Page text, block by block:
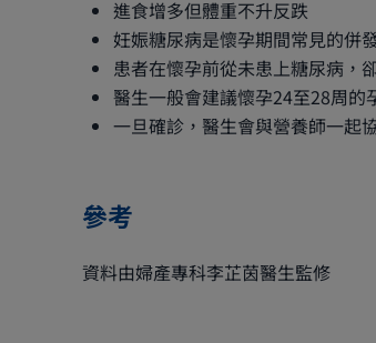
進食增多但體重不升反跌
妊娠糖尿病是懷孕期間常見的併
患者在懷孕前從未患上糖尿病，
醫生一般會建議懷孕24至28周的
一旦確診，醫生會與營養師一起
參考
資料由婦產專科李芷茵醫生監修